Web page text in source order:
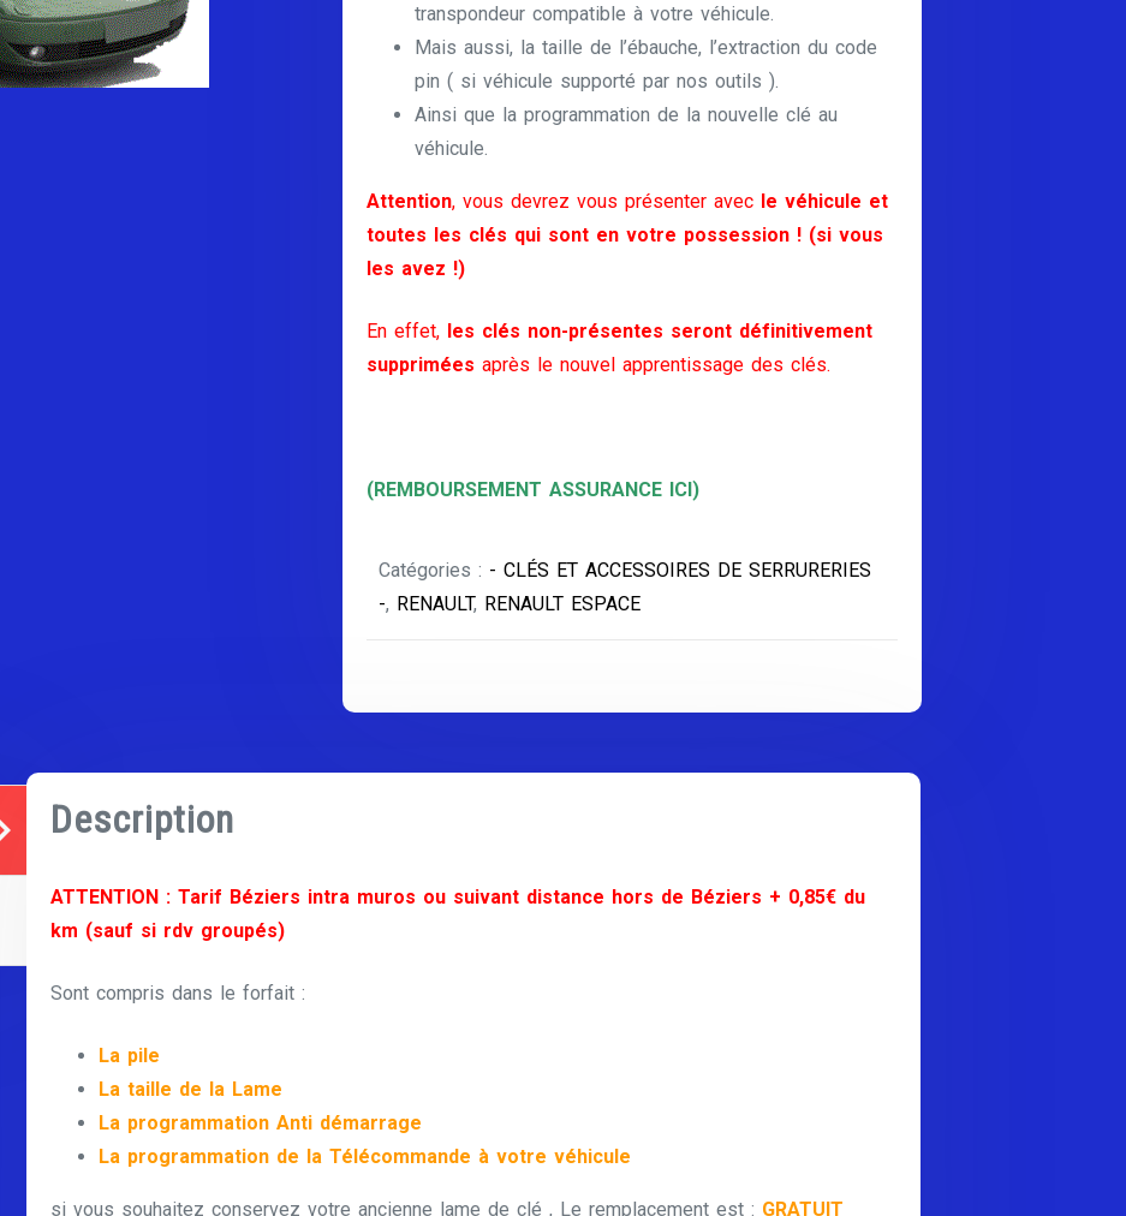
transpondeur compatible à votre véhicule.
Mais aussi, la taille de l’ébauche, l’extraction du code
pin ( si véhicule supporté par nos outils ).
Ainsi que la programmation de la nouvelle clé au
véhicule.
Attention, vous devrez vous présenter avec le véhicule et
toutes les clés qui sont en votre possession ! (si vous
les avez !)
En effet, les clés non-présentes seront définitivement
supprimées après le nouvel apprentissage des clés.
(REMBOURSEMENT ASSURANCE ICI)
Catégories : - CLÉS ET ACCESSOIRES DE SERRURERIES
-, RENAULT, RENAULT ESPACE
Description
ATTENTION : Tarif Béziers intra muros ou suivant distance hors de Béziers + 0,85€ du
km (sauf si rdv groupés)
Sont compris dans le forfait :
La pile
La taille de la Lame
La programmation Anti démarrage
La programmation de la Télécommande à votre véhicule
si vous souhaitez conservez votre ancienne lame de clé , Le remplacement est : GRATUIT